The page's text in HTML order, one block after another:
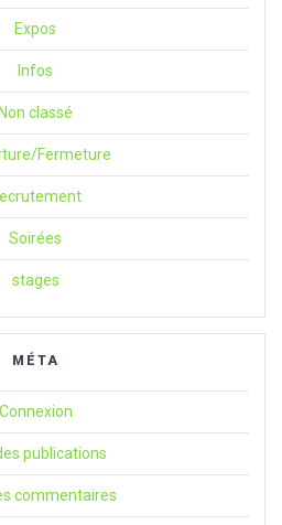
Expos
Infos
Non classé
Fermeture
Soirées
stages
MÉTA
Connexion
publications
commentaires